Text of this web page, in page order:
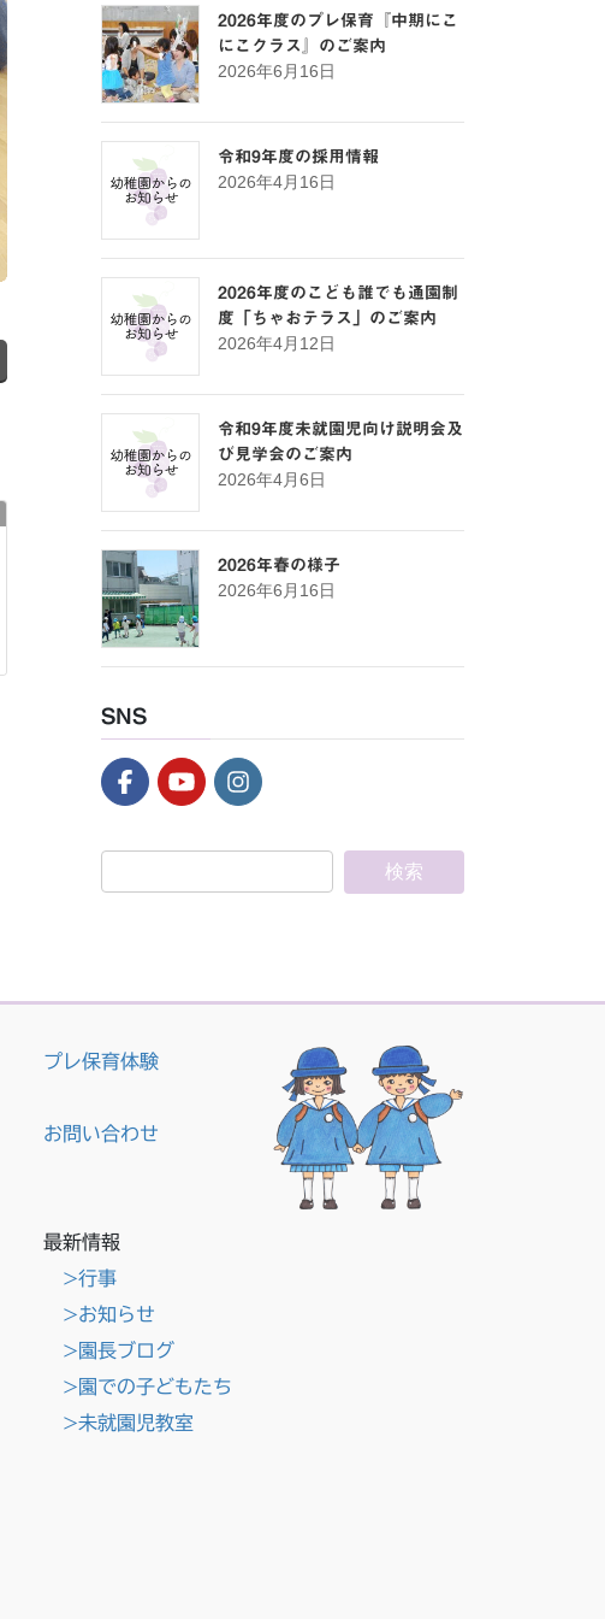
2026年度のプレ保育『中期にこ
にこクラス』のご案内
2026年6月16日
令和9年度の採用情報
2026年4月16日
2026年度のこども誰でも通園制
度「ちゃおテラス」のご案内
2026年4月12日
令和9年度未就園児向け説明会及
び見学会のご案内
2026年4月6日
2026年春の様子
2026年6月16日
SNS
プレ保育体験
お問い合わせ
最新情報
>行事
>お知らせ
>園長ブログ
>園での子どもたち
>未就園児教室